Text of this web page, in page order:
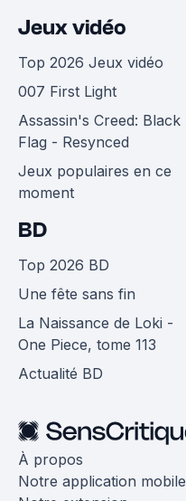
Jeux vidéo
Top 2026 Jeux vidéo
007 First Light
Assassin's Creed: Black
Flag - Resynced
Jeux populaires en ce
moment
BD
Top 2026 BD
Une fête sans fin
La Naissance de Loki -
One Piece, tome 113
Actualité BD
À propos
Notre application mobile